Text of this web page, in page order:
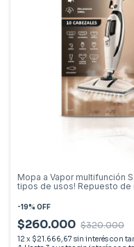
Mopa a Vapor multifunción
tipos de usos! Repuesto de
-19% OFF
$260.000 $320.000
12 x $21.666,67 sin interés